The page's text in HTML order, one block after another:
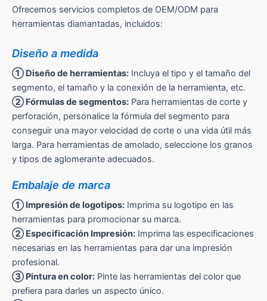
Ofrecemos servicios completos de OEM/ODM para
herramientas diamantadas, incluidos:
Diseño a medida
① Diseño de herramientas: Incluya el tipo y el tamaño del
segmento, el tamaño y la conexión de la herramienta, etc.
② Fórmulas de segmentos: Para herramientas de corte y
perforación, personalice la fórmula del segmento para
conseguir una mayor velocidad de corte o una vida útil más
larga. Para herramientas de amolado, seleccione los granos
y tipos de aglomerante adecuados.
Embalaje de marca
① Impresión de logotipos: Imprima su logotipo en las
herramientas para promocionar su marca.
② Especificación Impresión: Imprima las especificaciones
necesarias en las herramientas para dar una impresión
profesional.
③ Pintura en color: Pinte las herramientas del color que
prefiera para darles un aspecto único.